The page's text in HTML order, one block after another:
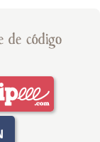
de código